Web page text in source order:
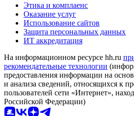
Этика и комплаенс
Оказание услуг
Использование сайтов
Защита персональных данных
ИТ аккредитация
На информационном ресурсе hh.ru
рекомендательные технологии
предоставления информации на
и анализа сведений, относящихся к
пользователей сети «Интернет»,
Российской Федерации)